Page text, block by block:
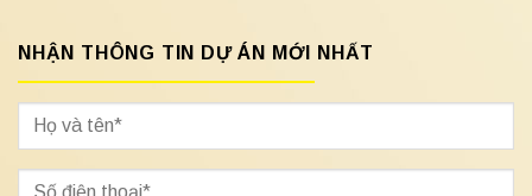
NHẬN THÔNG TIN DỰ ÁN MỚI NHẤT